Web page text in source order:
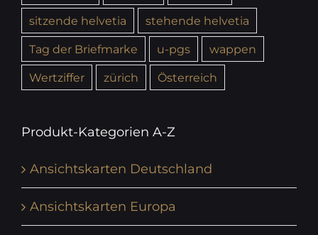
sitzende helvetia
stehende helvetia
Tag der Briefmarke
u-pgs
wappen
Wertziffer
zürich Österreich
Produkt-Kategorien A-Z
Ansichtskarten Deutschland
Ansichtskarten Europa